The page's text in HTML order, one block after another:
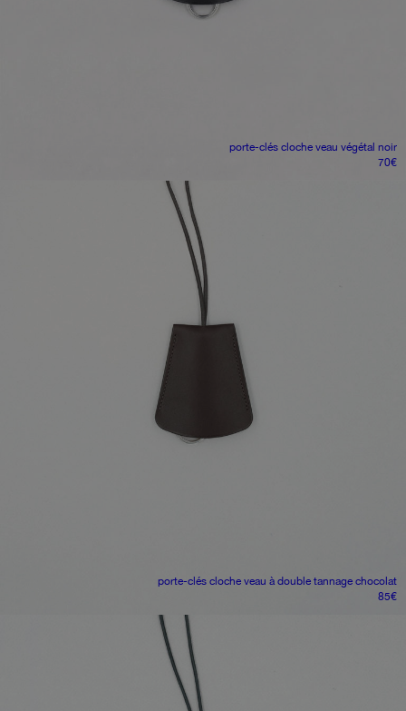
porte-clés cloche veau végétal noir
70€
porte-clés cloche veau à double tannage chocolat
85€